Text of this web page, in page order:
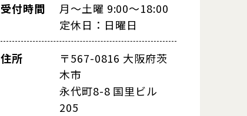
受付時間
月～土曜 9:00～18:00
定休日：日曜日
住所
〒567-0816 大阪府茨
木市
永代町8-8 国里ビル
205